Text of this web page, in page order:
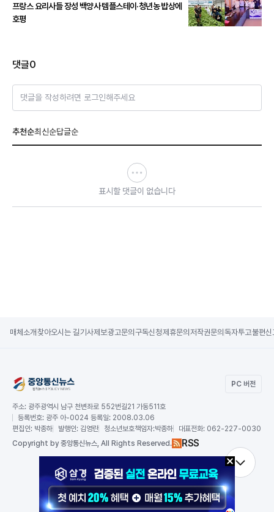
프랑스 요리사들 장성 백양사 템플스테이·청년농 밥상에
호평
댓글0
댓글을 작성하려면 로그인해주세요
추천순최신순답글순
표시할 댓글이 없습니다
매체소개 찾아오시는 길기사제보광고문의 구독신청제휴문의 저작권문의 독자투고불편신
PC 버전
주소: 광주광역시 남구 천변좌로 552번길21 가동511호
등록번호: 광주 아-0024 등록일: 2008.03.06
편집인: 박종하 발행인: 김영란 청소년보호책임자:박종하 대표전화: 062-227-0030
Copyright by 중앙통신뉴스, All Rights Reserved. RSS